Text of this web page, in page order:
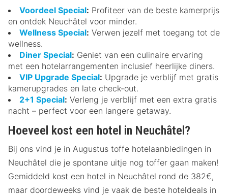
Voordeel Special: Profiteer van de beste kamerprijs
en ontdek Neuchâtel voor minder.
Wellness Special: Verwen jezelf met toegang tot de
wellness.
Diner Special: Geniet van een culinaire ervaring
met een hotelarrangementen inclusief heerlijke diners.
VIP Upgrade Special: Upgrade je verblijf met gratis
kamerupgrades en late check-out.
2+1 Special: Verleng je verblijf met een extra gratis
nacht – perfect voor een langere getaway.
Hoeveel kost een hotel in Neuchâtel?
Bij ons vind je in Augustus toffe hotelaanbiedingen in
Neuchâtel die je spontane uitje nog toffer gaan maken!
Gemiddeld kost een hotel in Neuchâtel rond de 382€,
maar doordeweeks vind je vaak de beste hoteldeals in